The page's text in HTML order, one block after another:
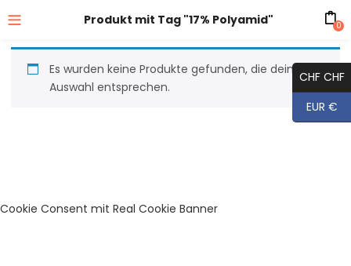
Produkt mit Tag "17% Polyamid" 0
Es wurden keine Produkte gefunden, die deiner
Auswahl entsprechen.
CHF CHF
EUR €
Cookie Consent mit Real Cookie Banner